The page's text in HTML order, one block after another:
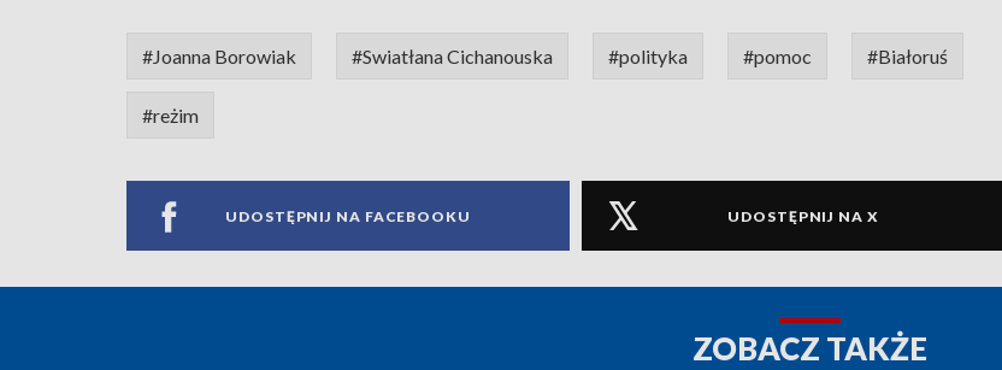
#Joanna Borowiak #Swiatłana Cichanouska #polityka #pomoc #Białoruś
#reżim
UDOSTĘPNIJ NA FACEBOOKU UDOSTĘPNIJ NA X
ZOBACZ TAKŻE